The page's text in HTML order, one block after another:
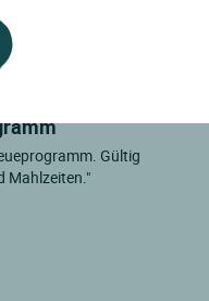
Gültig
Mahlzeiten."